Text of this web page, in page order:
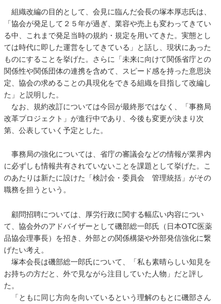
組織改編の目的として、会見に臨んだ会長の塚本厚志氏は、
「協会が発足して２５年が過ぎ、業容や売上も変わってきてい
る中、これまで発足当時の規約・規定を用いてきた。実態とし
ては時代に即した運営をしてきている」と話し、現状にあった
ものにすることを挙げた。さらに「未来に向けて関係省庁との
関係性や関係団体の連携を含めて、スピード感を持った意思決
定、協会の求めることの具現化をできる組織を目指して改編し
た」と説明した。
なお、規約改訂については今回が最終形ではなく、「事務局
改革プロジェクト」が進行中であり、今後も変更が決まり次
第、公表していく予定とした。
事務局の強化については、省庁の審議会などの情報が業界内
に必ずしも情報共有されていないことを課題として挙げた。こ
のあたりは新たに設けた「検討会・委員会 管理統括」がその
職務を担うという。
顧問招聘については、厚労行政に関する幅広い内容につい
て、協会外のアドバイザーとして磯部総一郎氏（日本OTC医薬
品協会理事長）を招き、外部との関係構築や外部発信強化に繋
げたい考え。
塚本会長は磯部総一郎氏について、「私も素晴らしい知見を
お持ちの方だと、外で見ながら注目していた人物」だと評し
た。
「ともに同じ方向を向いているという理解のもとに磯部さん